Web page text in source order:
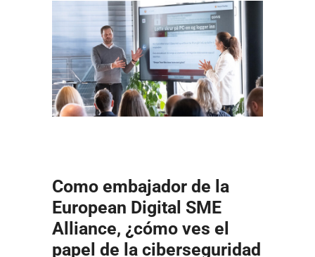
Como embajador de la
European Digital SME
Alliance, ¿cómo ves el
papel de la ciberseguridad